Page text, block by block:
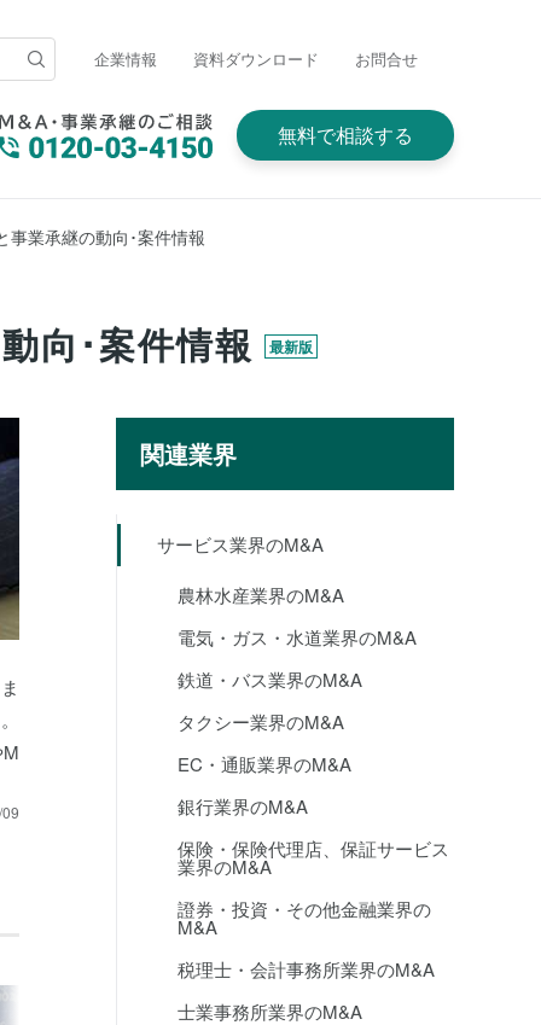
企業情報 資料ダウンロード お問合せ
無料で相談する
事業承継の動向･案件情報
向･案件情報 最新版
関連業界
サービス業界のM&A
農林水産業界のM&A
電気・ガス・水道業界のM&A
鉄道・バス業界のM&A
タクシー業界のM&A
EC・通販業界のM&A
銀行業界のM&A
保険・保険代理店、保証サービス
業界のM&A
證券・投資・その他金融業界の
M&A
税理士・会計事務所業界のM&A
士業事務所業界のM&A